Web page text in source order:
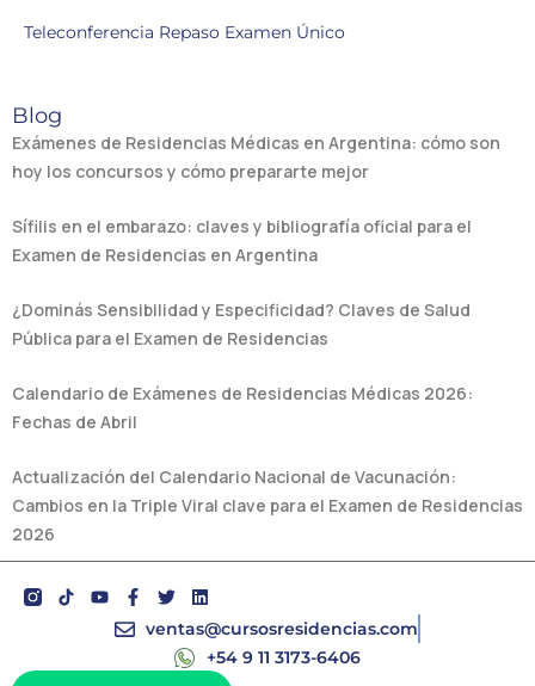
Teleconferencia Repaso Examen Único
Blog
Exámenes de Residencias Médicas en Argentina: cómo son
hoy los concursos y cómo prepararte mejor
Sífilis en el embarazo: claves y bibliografía oficial para el
Examen de Residencias en Argentina
¿Dominás Sensibilidad y Especificidad? Claves de Salud
Pública para el Examen de Residencias
Calendario de Exámenes de Residencias Médicas 2026:
Fechas de Abril
Actualización del Calendario Nacional de Vacunación:
Cambios en la Triple Viral clave para el Examen de Residencias
2026
Y
o
u
F
a
c
b
T
w
i
t
L
i
n
e
ventas@cursosresidencias.com
+54 9 11 3173-6406